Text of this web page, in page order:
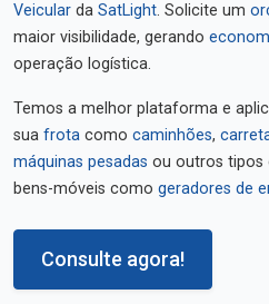
Veicular da SatLight. Solicite um
maior visibilidade, gerando
operação logística.
Temos a melhor plataforma e
sua frota como caminhões,
máquinas pesadas ou outros tipos
bens-móveis como geradores de
Consulte agora!